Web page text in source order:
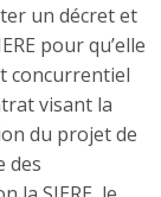
un décret et
pour qu’elle
concurrentiel
visant la
du projet de
des